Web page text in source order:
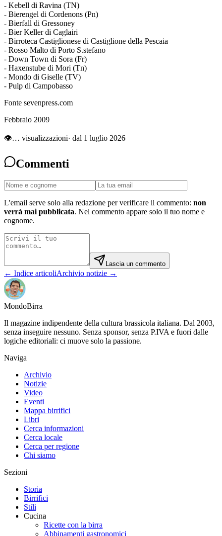
- Kebell di Ravina (TN)
- Bierengel di Cordenons (Pn)
- Bierfall di Gressoney
- Bier Keller di Caglairi
- Birroteca Castiglionese di Castiglione della Pescaia
- Rosso Malto di Porto S.stefano
- Down Town di Sora (Fr)
- Haxenstube di Mori (Tn)
- Mondo di Giselle (TV)
- Pulp di Campobasso
Fonte sevenpress.com
Febbraio 2009
👁… visualizzazioni· dal 1 luglio 2026
Commenti
L'email serve solo alla redazione per verificare il commento: non
verrà mai pubblicata. Nel commento appare solo il tuo nome e
cognome.
Lascia un commento
← Indice articoliArchivio notizie →
MondoBirra
Il magazine indipendente della cultura brassicola italiana. Dal 2003,
senza inseguire nessuno. Senza sponsor, senza P.IVA e fuori dalle
logiche editoriali: ci muove solo la passione.
Naviga
Archivio
Notizie
Video
Eventi
Mappa birrifici
Libri
Cerca informazioni
Cerca locale
Cerca per regione
Chi siamo
Sezioni
Storia
Birrifici
Stili
Cucina
Ricette con la birra
Abbinamenti gastronomici